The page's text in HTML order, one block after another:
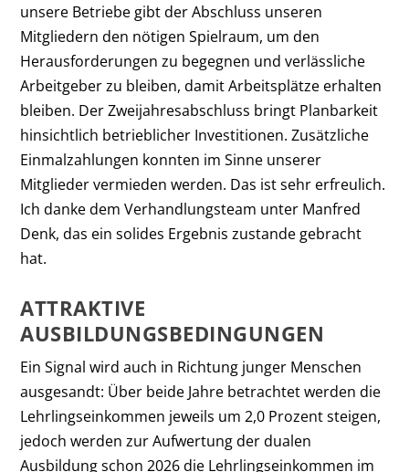
unsere Betriebe gibt der Abschluss unseren
Mitgliedern den nötigen Spielraum, um den
Herausforderungen zu begegnen und verlässliche
Arbeitgeber zu bleiben, damit Arbeitsplätze erhalten
bleiben. Der Zweijahresabschluss bringt Planbarkeit
hinsichtlich betrieblicher Investitionen. Zusätzliche
Einmalzahlungen konnten im Sinne unserer
Mitglieder vermieden werden. Das ist sehr erfreulich.
Ich danke dem Verhandlungsteam unter Manfred
Denk, das ein solides Ergebnis zustande gebracht
hat.
ATTRAKTIVE
AUSBILDUNGSBEDINGUNGEN
Ein Signal wird auch in Richtung junger Menschen
ausgesandt: Über beide Jahre betrachtet werden die
Lehrlingseinkommen jeweils um 2,0 Prozent steigen,
jedoch werden zur Aufwertung der dualen
Ausbildung schon 2026 die Lehrlingseinkommen im